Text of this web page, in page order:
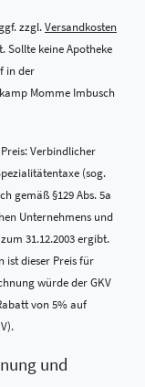
zzgl.Versandkosten
Sollte keine Apotheke
in der
Momme Imbusch
Verbindlicher
(sog.
gemäß §129 Abs. 5a
Unternehmens und
31.12.2003 ergibt.
ist dieser Preis für
würde der GKV
von 5% auf
und